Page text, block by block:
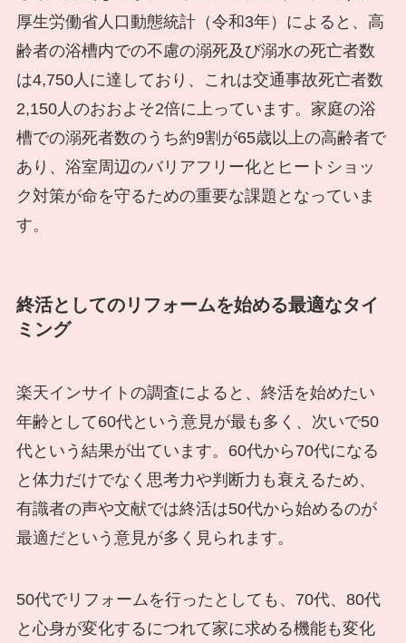
厚生労働省人口動態統計（令和3年）によると、高
齢者の浴槽内での不慮の溺死及び溺水の死亡者数
は4,750人に達しており、これは交通事故死亡者数
2,150人のおおよそ2倍に上っています。家庭の浴
槽での溺死者数のうち約9割が65歳以上の高齢者で
あり、浴室周辺のバリアフリー化とヒートショッ
ク対策が命を守るための重要な課題となっていま
す。
終活としてのリフォームを始める最適なタイ
ミング
楽天インサイトの調査によると、終活を始めたい
年齢として60代という意見が最も多く、次いで50
代という結果が出ています。60代から70代になる
と体力だけでなく思考力や判断力も衰えるため、
有識者の声や文献では終活は50代から始めるのが
最適だという意見が多く見られます。
50代でリフォームを行ったとしても、70代、80代
と心身が変化するにつれて家に求める機能も変化